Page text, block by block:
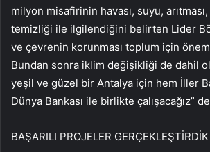
milyon misafirinin havası, suyu, arıtması,
temizliği ile ilgilendiğini belirten Lider
ve çevrenin korunması toplum için
Bundan sonra iklim değişikliği de dahil
yeşil ve güzel bir Antalya için hem İller
Dünya Bankası ile birlikte çalışacağız”
BAŞARILI PROJELER GERÇEKLEŞTİRDİK